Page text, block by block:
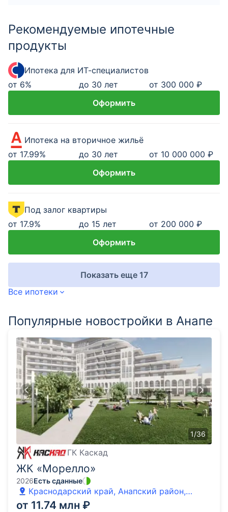
Рекомендуемые ипотечные
продукты
Ипотека для ИТ-специалистов
от 6% до 30 лет
от 300 000 ₽
Оформить
Ипотека на вторичное жильё
от 17.99% до 30 лет
от 10 000 000 ₽
Оформить
Под залог квартиры
от 17.9% до 15 лет
от 200 000 ₽
Оформить
Показать еще 17
Все ипотеки
Популярные новостройки в Анапе
1/36
ГК Каскад
ЖК «Морелло»
2026Есть сданные
Краснодарский край, Анапский район,
Анапа, Гостиничный Комплекс Морелло тер.
от 11.74 млн ₽